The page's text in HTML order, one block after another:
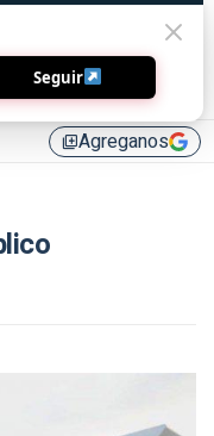
library_addAgreganos
Seguir